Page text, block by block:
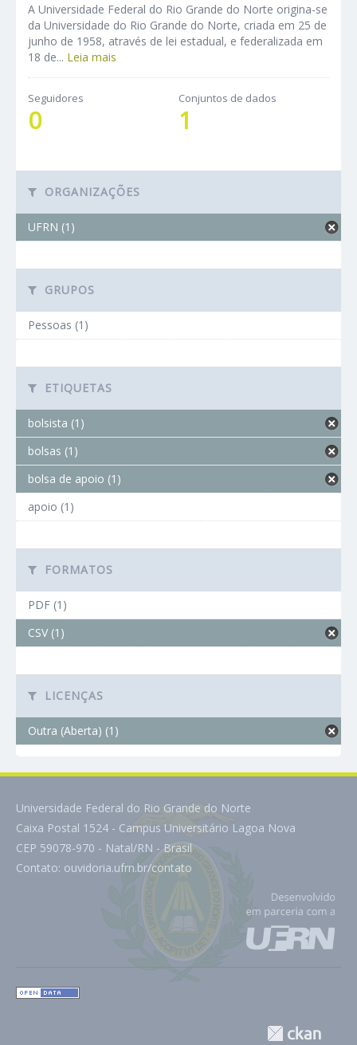
A Universidade Federal do Rio Grande do Norte origina-se
da Universidade do Rio Grande do Norte, criada em 25 de
junho de 1958, através de lei estadual, e federalizada em
18 de... Leia mais
Seguidores
0
Conjuntos de dados
1
ORGANIZAÇÕES
UFRN (1)
GRUPOS
Pessoas (1)
ETIQUETAS
bolsista (1)
bolsas (1)
bolsa de apoio (1)
apoio (1)
FORMATOS
PDF (1)
CSV (1)
LICENÇAS
Outra (Aberta) (1)
Universidade Federal do Rio Grande do Norte
Caixa Postal 1524 - Campus Universitário Lagoa Nova
CEP 59078-970 - Natal/RN - Brasil
Contato: ouvidoria.ufrn.br/contato